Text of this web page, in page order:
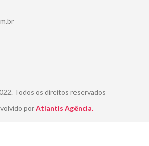
Todos os direitos reservados
porAtlantis Agência.